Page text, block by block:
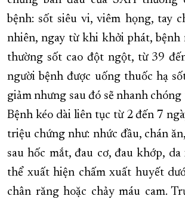
bệnh: sốt siêu vi, viêm họng, tay
nhiên, ngay từ khi khởi phát, bệnh
thường sốt cao đột ngột, từ 39
người bệnh được uống thuốc hạ
giảm nhưng sau đó sẽ nhanh
Bệnh kéo dài liên tục từ 2 đến 7
triệu chứng như: nhức đầu, chán
sau hốc mắt, đau cơ, đau khớp,
thể xuất hiện chấm xuất huyết
chân răng hoặc chảy máu cam.